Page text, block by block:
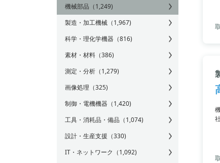
機械部品 （1,249)
製造・加工機械 （1,967)
科学・理化学機器 （816)
素材・材料 （386)
測定・分析 （1,279)
画像処理 （325)
制御・電機機器 （1,420)
工具・消耗品・備品 （1,074)
設計・生産支援 （330)
IT・ネットワーク （1,092)